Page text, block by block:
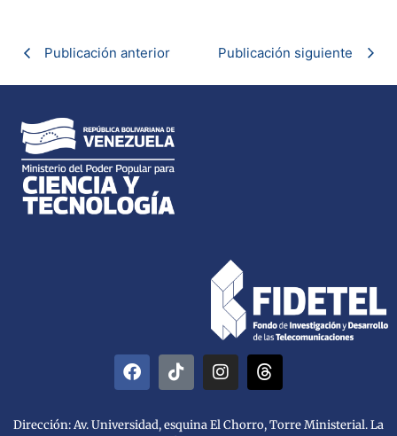
Publicación anterior Publicación siguiente
Dirección: Av. Universidad, esquina El Chorro, Torre Ministerial. La